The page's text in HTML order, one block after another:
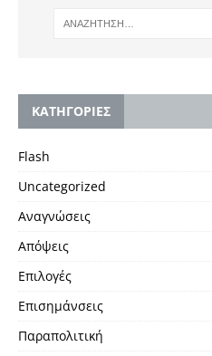
KΑΤΗΓΟΡΙΕΣ
Flash
Uncategorized
Αναγνώσεις
Απόψεις
Επιλογές
Επισημάνσεις
Παραπολιτική